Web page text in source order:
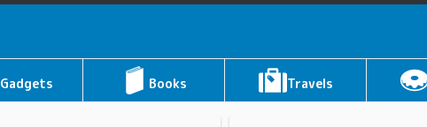
Gadgets Books Travels